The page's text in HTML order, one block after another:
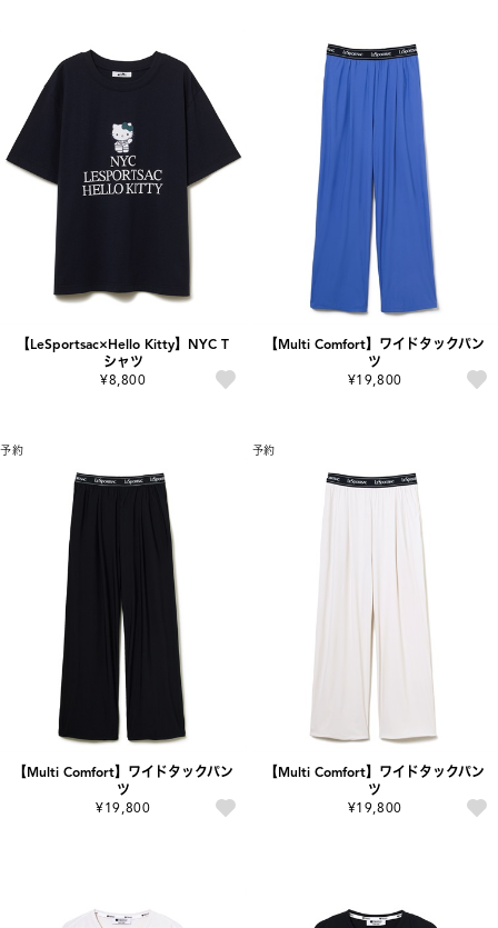
【LeSportsac×Hello Kitty】NYC T
シャツ
¥8,800
【Multi Comfort】ワイドタックパン
ツ
¥19,800
予約
【Multi Comfort】ワイドタックパン
ツ
¥19,800
予約
【Multi Comfort】ワイドタックパン
ツ
¥19,800